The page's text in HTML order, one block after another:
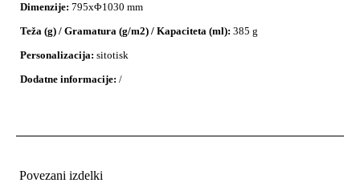
Dimenzije: 795xΦ1030 mm
Teža (g) / Gramatura (g/m2) / Kapaciteta (ml): 385 g
Personalizacija: sitotisk
Dodatne informacije: /
Povezani izdelki